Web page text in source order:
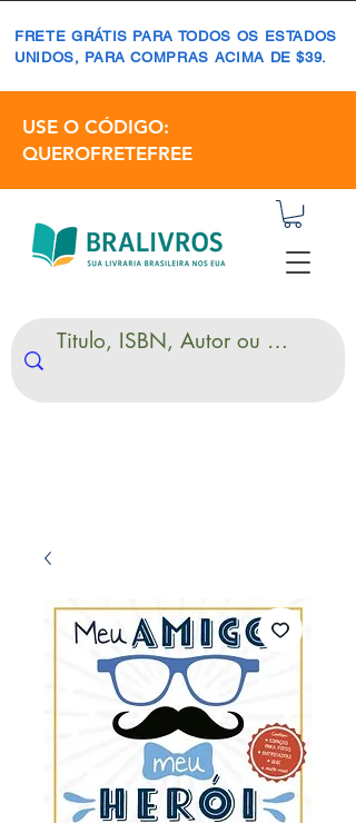
FRETE GRÁTIS PARA TODOS OS ESTADOS
UNIDOS, PARA COMPRAS ACIMA DE $39.
USE O CÓDIGO:
QUEROFRETEFREE